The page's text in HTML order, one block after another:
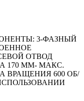
3-ФАЗНЫЙ
ОТВОД
170 ММ- МАКС.
ВРАЩЕНИЯ 600 ОБ/